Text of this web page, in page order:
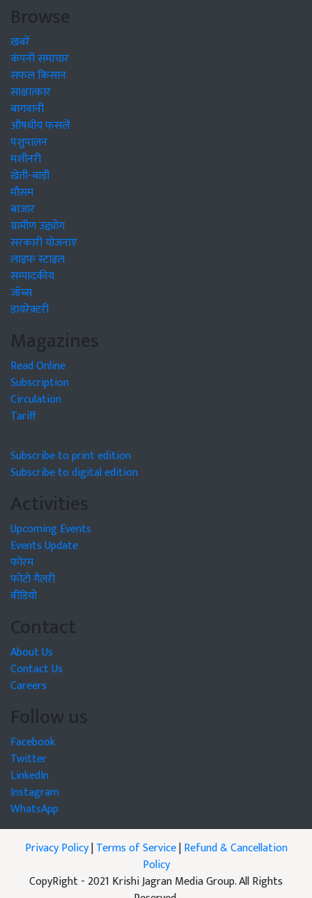
Browse
खबरें
कंपनी समाचार
सफल किसान
साक्षात्कार
बागवानी
औषधीय फसलें
पशुपालन
मशीनरी
खेती-बाड़ी
मौसम
बाजार
ग्रामीण उद्द्योग
सरकारी योजनाएं
लाइफ स्टाइल
सम्पादकीय
जॉब्स
डायरेक्टरी
Magazines
Read Online
Subscription
Circulation
Tariff
Subscribe to print edition
Subscribe to digital edition
Activities
Upcoming Events
Events Update
फोरम
फोटो गैलरी
वीडियो
Contact
About Us
Contact Us
Careers
Follow us
Facebook
Twitter
LinkedIn
Instagram
WhatsApp
Privacy Policy|Terms of Service|Refund & Cancellation
Policy
CopyRight - 2021 Krishi Jagran Media Group. All Rights